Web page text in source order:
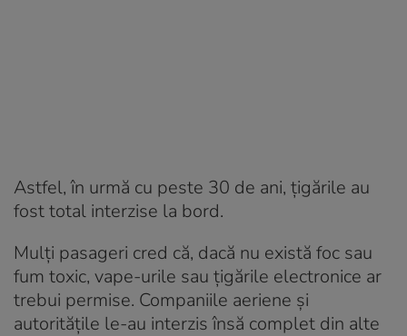
Astfel, în urmă cu peste 30 de ani, țigările au
fost total interzise la bord.
Mulți pasageri cred că, dacă nu există foc sau
fum toxic, vape-urile sau țigările electronice ar
trebui permise. Companiile aeriene și
autoritățile le-au interzis însă complet din alte